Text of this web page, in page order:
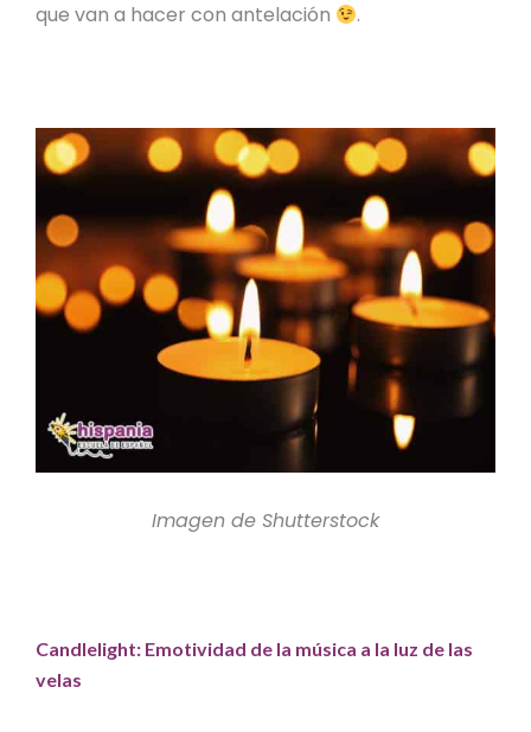
que van a hacer con antelación
.
Imagen de Shutterstock
Candlelight: Emotividad de la música a la luz de las
velas